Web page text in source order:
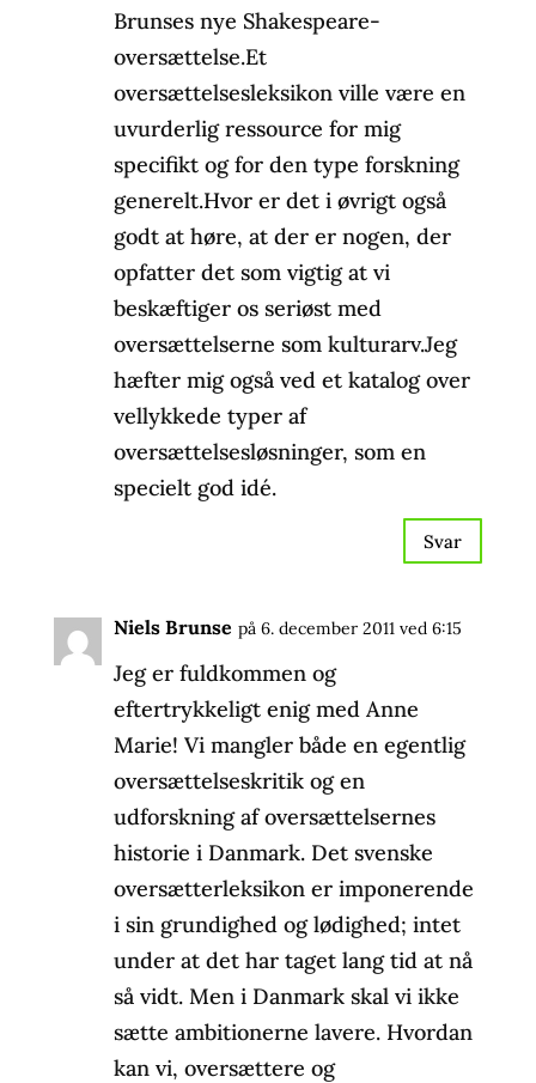
Brunses nye Shakespeare-
oversættelse.Et
oversættelsesleksikon ville være en
uvurderlig ressource for mig
specifikt og for den type forskning
generelt.Hvor er det i øvrigt også
godt at høre, at der er nogen, der
opfatter det som vigtig at vi
beskæftiger os seriøst med
oversættelserne som kulturarv.Jeg
hæfter mig også ved et katalog over
vellykkede typer af
oversættelsesløsninger, som en
specielt god idé.
Svar
Niels Brunse på 6. december 2011 ved 6:15
Jeg er fuldkommen og
eftertrykkeligt enig med Anne
Marie! Vi mangler både en egentlig
oversættelseskritik og en
udforskning af oversættelsernes
historie i Danmark. Det svenske
oversætterleksikon er imponerende
i sin grundighed og lødighed; intet
under at det har taget lang tid at nå
så vidt. Men i Danmark skal vi ikke
sætte ambitionerne lavere. Hvordan
kan vi, oversættere og